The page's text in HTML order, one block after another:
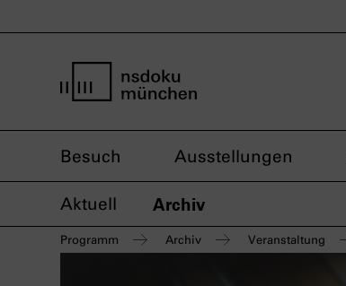
Besuch Ausstellungen
Aktuell Archiv
Programm Archiv Veranstaltung